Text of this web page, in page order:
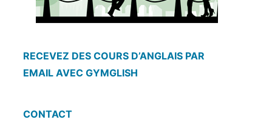
RECEVEZ DES COURS D’ANGLAIS PAR
EMAIL AVEC GYMGLISH
CONTACT